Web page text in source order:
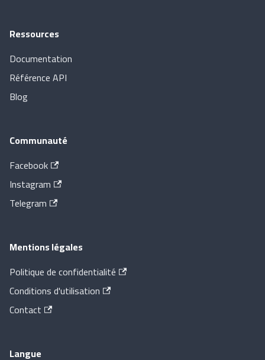
Ressources
Documentation
Référence API
Blog
Communauté
Facebook
Instagram
Telegram
Mentions légales
Politique de confidentialité
Conditions d'utilisation
Contact
Langue